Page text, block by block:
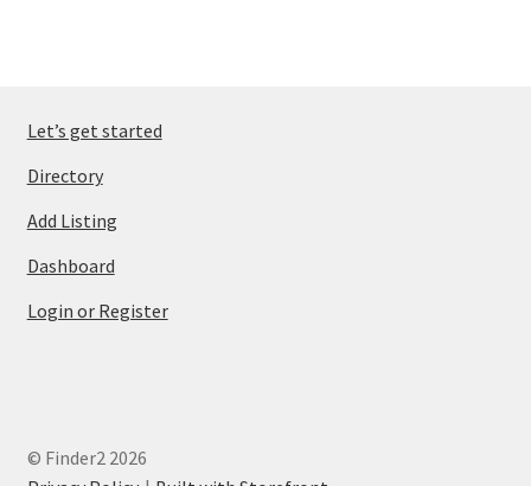
Let’s get started
Directory
Add Listing
Dashboard
Login or Register
© Finder2 2026